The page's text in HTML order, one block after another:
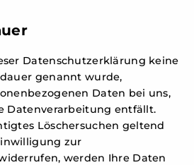
Datenschutzerklärung keine
genannt wurde,
Daten bei uns,
Datenverarbeitung entfällt.
Löschersuchen geltend
zur
werden Ihre Daten